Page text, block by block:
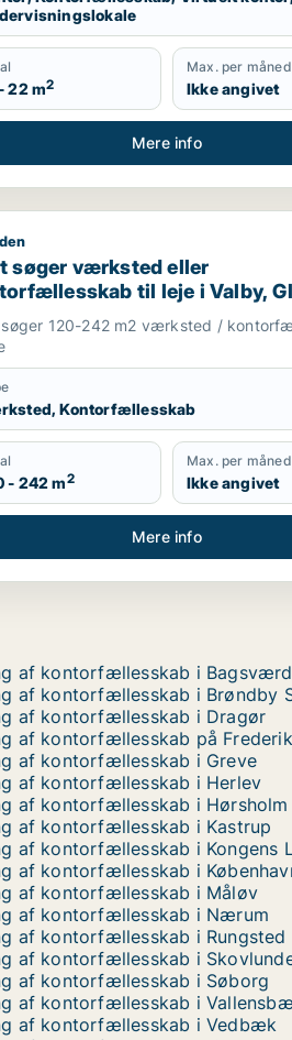
22 m2
Max. per måned
Ikke angivet
Mere info
søger værksted eller
søger værksted eller
til leje i Valby,
Brøndby m.fl.
søger 120-242 m2 værksted /
Kontorfællesskab
- 242 m2
Max. per måned
Ikke angivet
Mere info
af kontorfællesskab i Bagsværd
af kontorfællesskab i Brøndby
af kontorfællesskab i Dragør
af kontorfællesskab på
af kontorfællesskab i Greve
af kontorfællesskab i Herlev
af kontorfællesskab i Hørsholm
af kontorfællesskab i Kastrup
af kontorfællesskab i Kongens
af kontorfællesskab i
af kontorfællesskab i Måløv
af kontorfællesskab i Nærum
af kontorfællesskab i Rungsted
af kontorfællesskab i
af kontorfællesskab i Søborg
af kontorfællesskab i
af kontorfællesskab i Vedbæk